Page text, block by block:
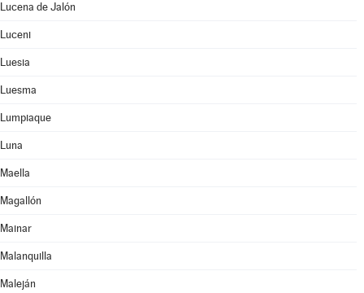
Lucena de Jalón
Luceni
Luesia
Luesma
Lumpiaque
Luna
Maella
Magallón
Mainar
Malanquilla
Maleján